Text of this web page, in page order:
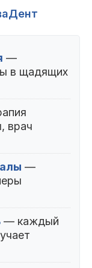
—
в щадящих
врач
—
— каждый